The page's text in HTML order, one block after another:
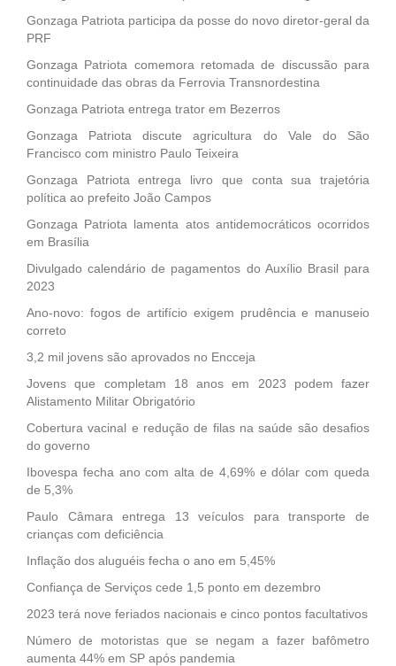
Gonzaga Patriota participa da posse do novo diretor-geral da
PRF
Gonzaga Patriota comemora retomada de discussão para
continuidade das obras da Ferrovia Transnordestina
Gonzaga Patriota entrega trator em Bezerros
Gonzaga Patriota discute agricultura do Vale do São
Francisco com ministro Paulo Teixeira
Gonzaga Patriota entrega livro que conta sua trajetória
política ao prefeito João Campos
Gonzaga Patriota lamenta atos antidemocráticos ocorridos
em Brasília
Divulgado calendário de pagamentos do Auxílio Brasil para
2023
Ano-novo: fogos de artifício exigem prudência e manuseio
correto
3,2 mil jovens são aprovados no Encceja
Jovens que completam 18 anos em 2023 podem fazer
Alistamento Militar Obrigatório
Cobertura vacinal e redução de filas na saúde são desafios
do governo
Ibovespa fecha ano com alta de 4,69% e dólar com queda
de 5,3%
Paulo Câmara entrega 13 veículos para transporte de
crianças com deficiência
Inflação dos aluguéis fecha o ano em 5,45%
Confiança de Serviços cede 1,5 ponto em dezembro
2023 terá nove feriados nacionais e cinco pontos facultativos
Número de motoristas que se negam a fazer bafômetro
aumenta 44% em SP após pandemia